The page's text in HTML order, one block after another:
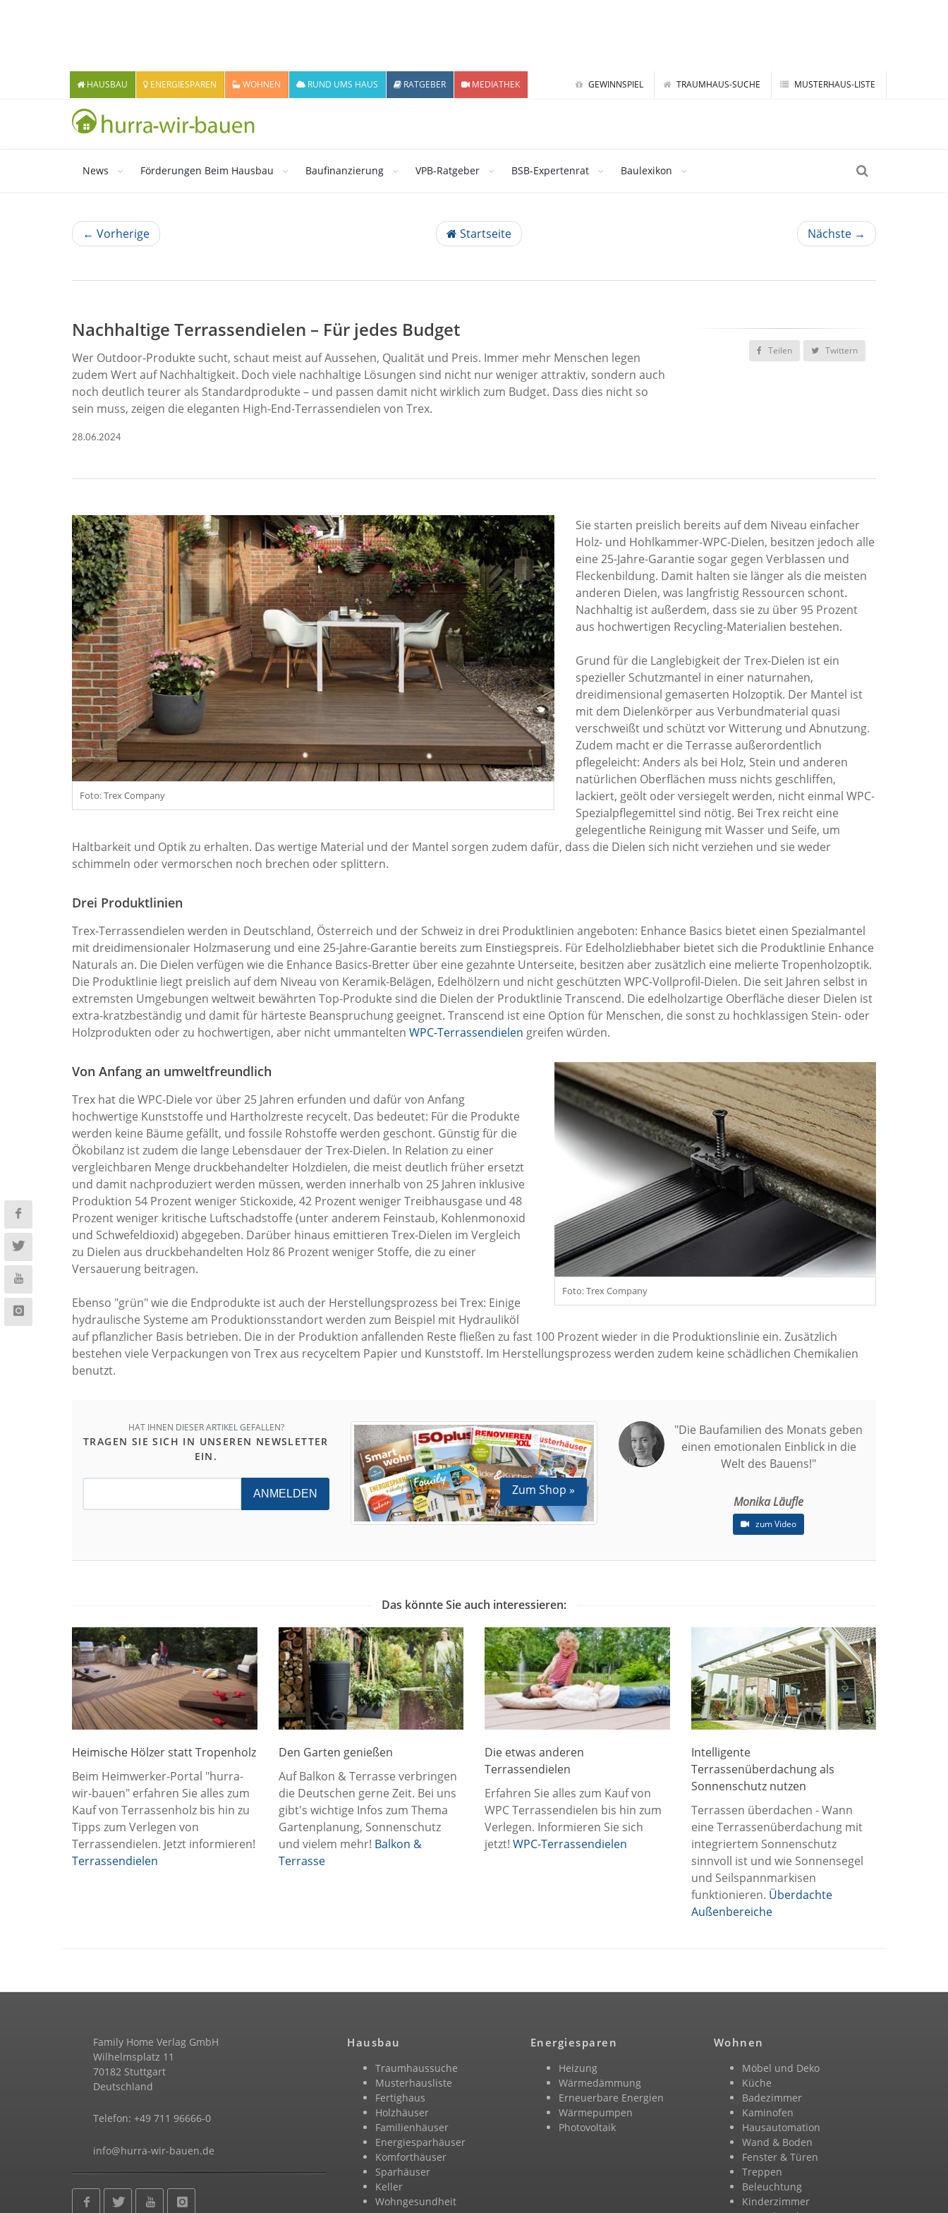
GEWINNSPIEL TRAUMHAUS-SUCHE MUSTERHAUS-LISTE
HAUSBAU ENERGIESPAREN WOHNEN RUND UMS HAUS RATGEBER MEDIATHEK
News Förderungen Beim Hausbau Baufinanzierung VPB-Ratgeber BSB-Expertenrat Baulexikon
← Vorherige Startseite Nächste →
Nachhaltige Terrassendielen – Für jedes Budget
Wer Outdoor-Produkte sucht, schaut meist auf Aussehen, Qualität und Preis. Immer mehr Menschen legen
zudem Wert auf Nachhaltigkeit. Doch viele nachhaltige Lösungen sind nicht nur weniger attraktiv, sondern auch
noch deutlich teurer als Standardprodukte – und passen damit nicht wirklich zum Budget. Dass dies nicht so
sein muss, zeigen die eleganten High-End-Terrassendielen von Trex.
28.06.2024
Teilen Twittern
Foto: Trex Company
Sie starten preislich bereits auf dem Niveau einfacher
Holz- und Hohlkammer-WPC-Dielen, besitzen jedoch alle
eine 25-Jahre-Garantie sogar gegen Verblassen und
Fleckenbildung. Damit halten sie länger als die meisten
anderen Dielen, was langfristig Ressourcen schont.
Nachhaltig ist außerdem, dass sie zu über 95 Prozent
aus hochwertigen Recycling-Materialien bestehen.
Grund für die Langlebigkeit der Trex-Dielen ist ein
spezieller Schutzmantel in einer naturnahen,
dreidimensional gemaserten Holzoptik. Der Mantel ist
mit dem Dielenkörper aus Verbundmaterial quasi
verschweißt und schützt vor Witterung und Abnutzung.
Zudem macht er die Terrasse außerordentlich
pflegeleicht: Anders als bei Holz, Stein und anderen
natürlichen Oberflächen muss nichts geschliffen,
lackiert, geölt oder versiegelt werden, nicht einmal WPC-
Spezialpflegemittel sind nötig. Bei Trex reicht eine
gelegentliche Reinigung mit Wasser und Seife, um
Haltbarkeit und Optik zu erhalten. Das wertige Material und der Mantel sorgen zudem dafür, dass die Dielen sich nicht verziehen und sie weder
schimmeln oder vermorschen noch brechen oder splittern.
Drei Produktlinien
Trex-Terrassendielen werden in Deutschland, Österreich und der Schweiz in drei Produktlinien angeboten: Enhance Basics bietet einen Spezialmantel
mit dreidimensionaler Holzmaserung und eine 25-Jahre-Garantie bereits zum Einstiegspreis. Für Edelholzliebhaber bietet sich die Produktlinie Enhance
Naturals an. Die Dielen verfügen wie die Enhance Basics-Bretter über eine gezahnte Unterseite, besitzen aber zusätzlich eine melierte Tropenholzoptik.
Die Produktlinie liegt preislich auf dem Niveau von Keramik-Belägen, Edelhölzern und nicht geschützten WPC-Vollprofil-Dielen. Die seit Jahren selbst in
extremsten Umgebungen weltweit bewährten Top-Produkte sind die Dielen der Produktlinie Transcend. Die edelholzartige Oberfläche dieser Dielen ist
extra-kratzbeständig und damit für härteste Beanspruchung geeignet. Transcend ist eine Option für Menschen, die sonst zu hochklassigen Stein- oder
Holzprodukten oder zu hochwertigen, aber nicht ummantelten WPC-Terrassendielen greifen würden.
Foto: Trex Company
Von Anfang an umweltfreundlich
Trex hat die WPC-Diele vor über 25 Jahren erfunden und dafür von Anfang
hochwertige Kunststoffe und Hartholzreste recycelt. Das bedeutet: Für die Produkte
werden keine Bäume gefällt, und fossile Rohstoffe werden geschont. Günstig für die
Ökobilanz ist zudem die lange Lebensdauer der Trex-Dielen. In Relation zu einer
vergleichbaren Menge druckbehandelter Holzdielen, die meist deutlich früher ersetzt
und damit nachproduziert werden müssen, werden innerhalb von 25 Jahren inklusive
Produktion 54 Prozent weniger Stickoxide, 42 Prozent weniger Treibhausgase und 48
Prozent weniger kritische Luftschadstoffe (unter anderem Feinstaub, Kohlenmonoxid
und Schwefeldioxid) abgegeben. Darüber hinaus emittieren Trex-Dielen im Vergleich
zu Dielen aus druckbehandelten Holz 86 Prozent weniger Stoffe, die zu einer
Versauerung beitragen.
Ebenso "grün" wie die Endprodukte ist auch der Herstellungsprozess bei Trex: Einige
hydraulische Systeme am Produktionsstandort werden zum Beispiel mit Hydrauliköl
auf pflanzlicher Basis betrieben. Die in der Produktion anfallenden Reste fließen zu fast 100 Prozent wieder in die Produktionslinie ein. Zusätzlich
bestehen viele Verpackungen von Trex aus recyceltem Papier und Kunststoff. Im Herstellungsprozess werden zudem keine schädlichen Chemikalien
benutzt.
HAT IHNEN DIESER ARTIKEL GEFALLEN?
TRAGEN SIE SICH IN UNSEREN NEWSLETTER
EIN.
ANMELDEN Zum Shop »
"Die Baufamilien des Monats geben
einen emotionalen Einblick in die
Welt des Bauens!"
Monika Läufle
zum Video
Das könnte Sie auch interessieren:
Heimische Hölzer statt Tropenholz
Beim Heimwerker-Portal "hurra-
wir-bauen" erfahren Sie alles zum
Kauf von Terrassenholz bis hin zu
Tipps zum Verlegen von
Terrassendielen. Jetzt informieren!
Terrassendielen
Den Garten genießen
Auf Balkon & Terrasse verbringen
die Deutschen gerne Zeit. Bei uns
gibt's wichtige Infos zum Thema
Gartenplanung, Sonnenschutz
und vielem mehr! Balkon &
Terrasse
Die etwas anderen
Terrassendielen
Erfahren Sie alles zum Kauf von
WPC Terrassendielen bis hin zum
Verlegen. Informieren Sie sich
jetzt! WPC-Terrassendielen
Intelligente
Terrassenüberdachung als
Sonnenschutz nutzen
Terrassen überdachen - Wann
eine Terrassenüberdachung mit
integriertem Sonnenschutz
sinnvoll ist und wie Sonnensegel
und Seilspannmarkisen
funktionieren. Überdachte
Außenbereiche
Family Home Verlag GmbH
Wilhelmsplatz 11
70182 Stuttgart
Deutschland
Telefon: +49 711 96666-0
info@hurra-wir-bauen.de
Hausbau
Traumhaussuche
Musterhausliste
Fertighaus
Holzhäuser
Familienhäuser
Energiesparhäuser
Komforthäuser
Sparhäuser
Keller
Wohngesundheit
Energiesparen
Heizung
Wärmedämmung
Erneuerbare Energien
Wärmepumpen
Photovoltaik
Wohnen
Möbel und Deko
Küche
Badezimmer
Kaminofen
Hausautomation
Wand & Boden
Fenster & Türen
Treppen
Beleuchtung
Kinderzimmer